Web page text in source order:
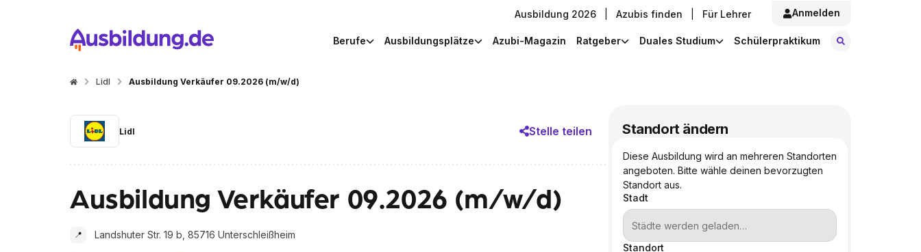
Ausbildung 2026 Azubis finden Für Lehrer Anmelden
Berufe Ausbildungsplätze Azubi-Magazin Ratgeber Duales Studium Schülerpraktikum
Lidl Ausbildung Verkäufer 09.2026 (m/w/d)
Lidl Stelle teilen
Ausbildung Verkäufer 09.2026 (m/w/d)
📍 Landshuter Str. 19 b, 85716 Unterschleißheim
Standort ändern
Diese Ausbildung wird an mehreren Standorten
angeboten. Bitte wähle deinen bevorzugten
Standort aus.
Stadt
Standort